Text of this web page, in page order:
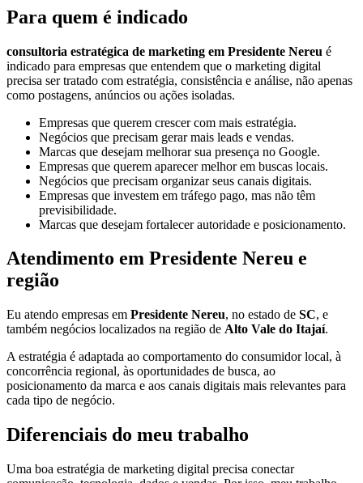
Para quem é indicado
consultoria estratégica de marketing em Presidente Nereu é
indicado para empresas que entendem que o marketing digital
precisa ser tratado com estratégia, consistência e análise, não apenas
como postagens, anúncios ou ações isoladas.
Empresas que querem crescer com mais estratégia.
Negócios que precisam gerar mais leads e vendas.
Marcas que desejam melhorar sua presença no Google.
Empresas que querem aparecer melhor em buscas locais.
Negócios que precisam organizar seus canais digitais.
Empresas que investem em tráfego pago, mas não têm
previsibilidade.
Marcas que desejam fortalecer autoridade e posicionamento.
Atendimento em Presidente Nereu e
região
Eu atendo empresas em Presidente Nereu, no estado de SC, e
também negócios localizados na região de Alto Vale do Itajaí.
A estratégia é adaptada ao comportamento do consumidor local, à
concorrência regional, às oportunidades de busca, ao
posicionamento da marca e aos canais digitais mais relevantes para
cada tipo de negócio.
Diferenciais do meu trabalho
Uma boa estratégia de marketing digital precisa conectar